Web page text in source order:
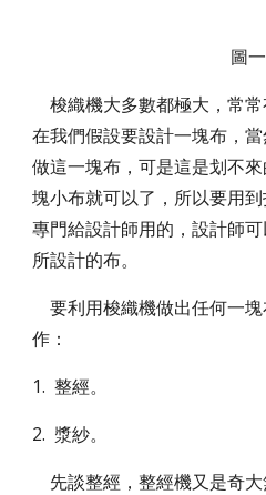
圖一
梭織機大多數都極大，常
在我們假設要設計一塊布，
做這一塊布，可是這是划不
塊小布就可以了，所以要用
專門給設計師用的，設計師
所設計的布。
要利用梭織機做出任何一
作：
1. 整經。
2. 漿紗。
先談整經，整經機又是奇